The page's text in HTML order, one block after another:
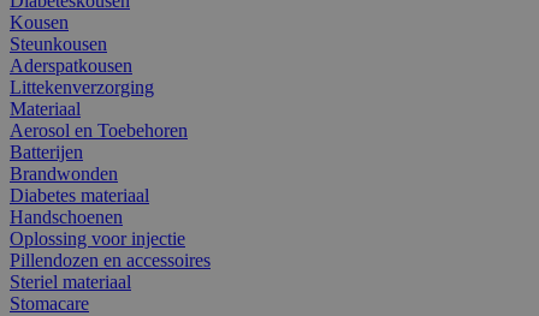
Kousen
Steunkousen
Aderspatkousen
Littekenverzorging
Materiaal
Aerosol en Toebehoren
Batterijen
Brandwonden
Diabetes materiaal
Handschoenen
Oplossing voor injectie
Pillendozen en accessoires
Steriel materiaal
Stomacare